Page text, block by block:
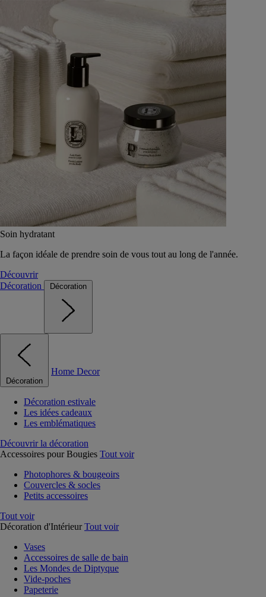
Soin hydratant
La façon idéale de prendre soin de vous tout au long de l'année.
Découvrir
Décoration
Décoration
Décoration
Home Decor
Décoration estivale
Les idées cadeaux
Les emblématiques
Découvrir la décoration
Accessoires pour Bougies Tout voir
Photophores & bougeoirs
Couvercles & socles
Petits accessoires
Tout voir
Décoration d'Intérieur Tout voir
Vases
Accessoires de salle de bain
Les Mondes de Diptyque
Vide-poches
Papeterie